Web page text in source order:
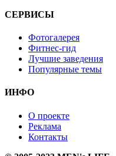
СЕРВИСЫ
Фотогалерея
Фитнес-гид
Лучшие заведения
Популярные темы
ИНФО
О проекте
Реклама
Контакты